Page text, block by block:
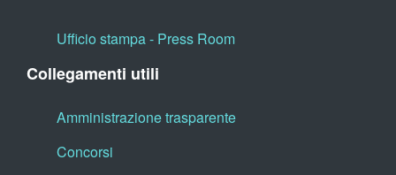
Ufficio stampa - Press Room
Collegamenti utili
Amministrazione trasparente
Concorsi